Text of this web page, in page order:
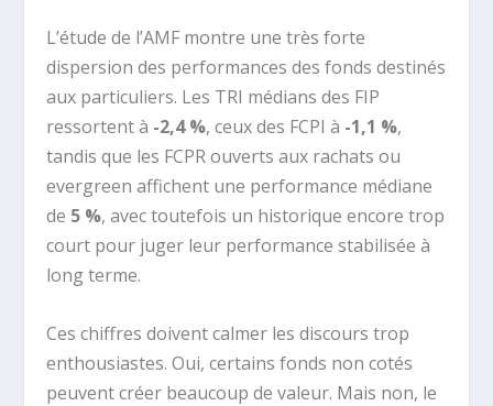
L’étude de l’AMF montre une très forte
dispersion des performances des fonds destinés
aux particuliers. Les TRI médians des FIP
ressortent à -2,4 %, ceux des FCPI à -1,1 %,
tandis que les FCPR ouverts aux rachats ou
evergreen affichent une performance médiane
de 5 %, avec toutefois un historique encore trop
court pour juger leur performance stabilisée à
long terme.
Ces chiffres doivent calmer les discours trop
enthousiastes. Oui, certains fonds non cotés
peuvent créer beaucoup de valeur. Mais non, le